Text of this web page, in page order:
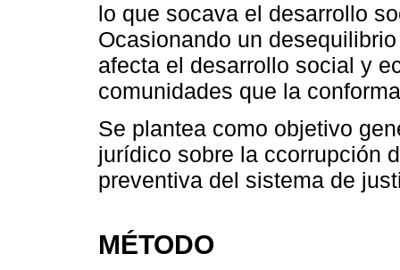
lo que socava el desarrollo
Ocasionando un
afecta el desarrollo social y
comunidades que la
Se plantea como objetivo
jurídico sobre la ccorrupción
preventiva del sistema de
MÉTODO